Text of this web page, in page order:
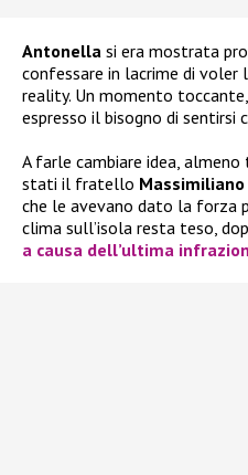
Antonella si era mostrata
confessare in lacrime di
reality. Un momento
espresso il bisogno di sentirsi
A farle cambiare idea,
stati il fratello Massimiliano
che le avevano dato la forza
clima sull’isola resta teso,
a causa dell’ultima